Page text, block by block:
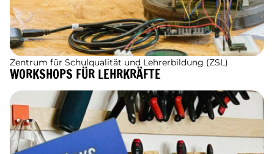
Zentrum für Schulqualität und Lehrerbildung (ZSL)
WORKSHOPS FÜR LEHRKRÄFTE